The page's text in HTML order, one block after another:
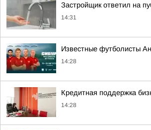
Застройщик ответил на
14:31
Известные футболисты
14:28
Кредитная поддержка
14:28